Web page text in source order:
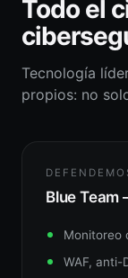
Todo el
Tecnología
propios: no
Blue
Monitoreo
WAF,